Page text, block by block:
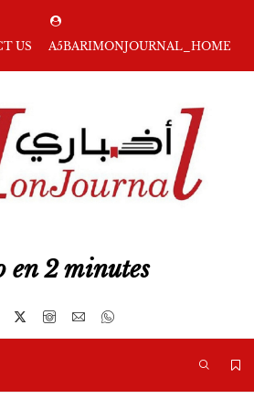
US A5BARIMONJOURNAL_HOME
en 2 minutes